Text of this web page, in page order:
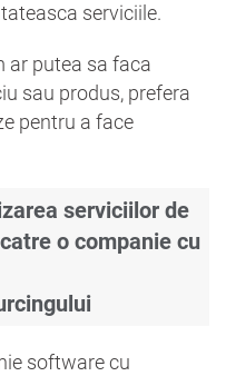
serviciile.
ar putea sa faca
sau produs, prefera
pentru a face
serviciilor de
o companie cu
software cu